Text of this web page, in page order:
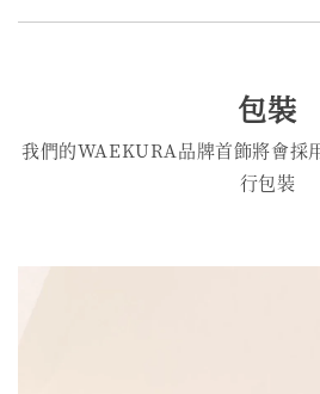
包裝
我們的WAEKURA品牌首飾將會採
行包裝